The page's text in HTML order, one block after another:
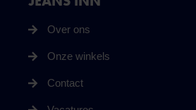
Over ons
Onze winkels
Contact